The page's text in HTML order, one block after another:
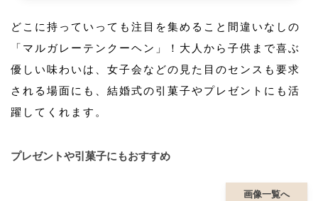
どこに持っていっても注目を集めること間違いなしの
「マルガレーテンクーヘン」！大人から子供まで喜ぶ
優しい味わいは、女子会などの見た目のセンスも要求
される場面にも、結婚式の引菓子やプレゼントにも活
躍してくれます。
プレゼントや引菓子にもおすすめ
画像一覧へ